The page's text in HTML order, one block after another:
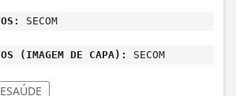
SECOM
(IMAGEM DE CAPA): SECOM